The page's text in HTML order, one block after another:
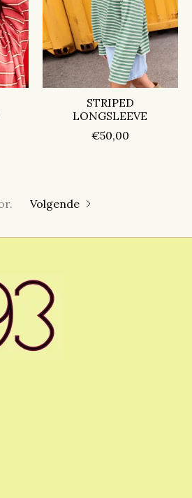
STRIPED
LONGSLEEVE
€50,00
Volgende